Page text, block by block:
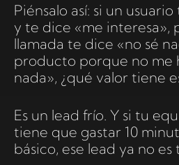
Piénsalo así: si un
y te dice «me interesa»,
llamada te dice «no sé
producto porque no me
nada», ¿qué valor tiene
Es un lead frío. Y si tu
tiene que gastar 10
básico, ese lead ya no es